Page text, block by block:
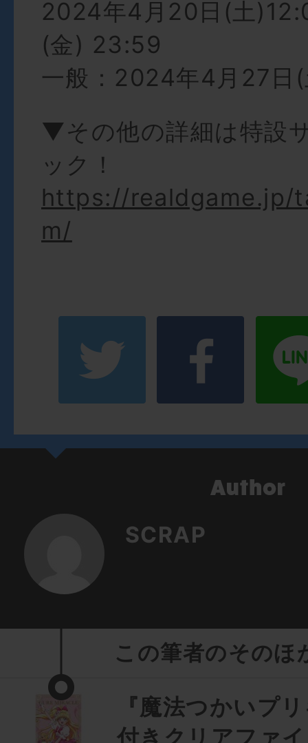
2024年4月20日(土
(金) 23:59
一般：2024年4月27日
▼その他の詳細は特設
ック！
https://realdgame.jp/
m/
SCRAP
この筆者のそのほ
『魔法つかいプ
付きクリアファ